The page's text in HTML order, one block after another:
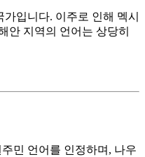
입니다. 이주로 인해 멕시
안 지역의 언어는 상당히
민 언어를 인정하며, 나우